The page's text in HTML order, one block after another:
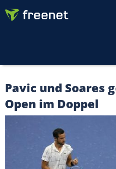
Pavic und Soares
Open im Doppel